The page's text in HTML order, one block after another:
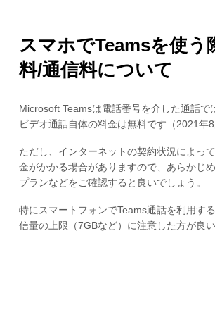
スマホでTeamsを使う
料/通信料について
Microsoft Teamsは電話番号を介した通話で
ビデオ通話自体の料金は無料です（2021年8
ただし、インターネットの契約状況によっ
金がかかる場合がありますので、あらかじ
プランなどをご確認すると良いでしょう。
特にスマートフォンでTeams通話を利用す
信量の上限（7GBなど）に注意した方が良い